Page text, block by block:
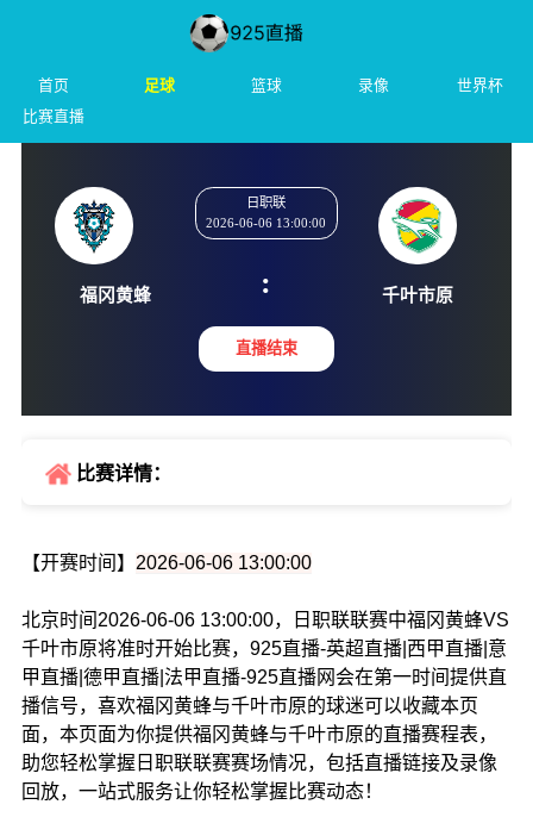
首页 足球 篮球 录像
世界杯
比赛直播
:
比赛详情：
【开赛时间】 2026-06-06 13:00:00
北京时间2026-06-06 13:00:00，日职联联赛中福冈黄蜂VS
千叶市原将准时开始比赛，925直播-英超直播|西甲直播|意
甲直播|德甲直播|法甲直播-925直播网会在第一时间提供直
播信号，喜欢福冈黄蜂与千叶市原的球迷可以收藏本页
面，本页面为你提供福冈黄蜂与千叶市原的直播赛程表，
助您轻松掌握日职联联赛赛场情况，包括直播链接及录像
回放，一站式服务让你轻松掌握比赛动态！